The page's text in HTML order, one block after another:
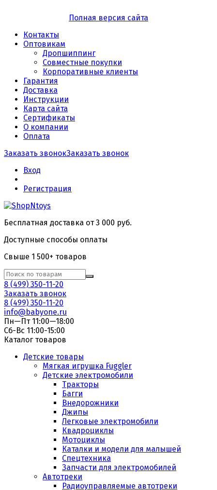
Полная версия сайта
Контакты
Оптовикам
Дропшиппинг
Совместные покупки
Корпоративные клиенты
Гарантия
Доставка
Инструкции
Карта сайта
Сертификаты
О компании
Оплата
Заказать звонокЗаказать звонок
Вход
Регистрация
Бесплатная доставка от 3 000 руб.
Доступные способы оплаты
Свыше 1 500+ товаров
8 (499) 350-11-20
Заказать звонок
8 (499) 350-11-20
info@babyone.ru
Пн—Пт 11:00—18:00
Сб-Вс 11:00-15:00
Каталог товаров
Детские товары
Мягкая игрушка Fuggler
Детские электромобили
Тракторы
Багги
Внедорожники
Джипы
Легковые электромобили
Квадроциклы
Мотоциклы
Каталки и модели для малышей
Спецтехника
Запчасти для электромобилей
Автотреки
Радиоуправляемые автотреки